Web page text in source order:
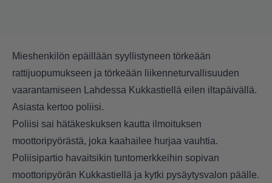
Mieshenkilön epäillään syyllistyneen törkeään
rattijuopumukseen ja törkeään liikenneturvallisuuden
vaarantamiseen Lahdessa Kukkastiellä eilen iltapäivällä.
Asiasta kertoo poliisi.
Poliisi sai hätäkeskuksen kautta ilmoituksen
moottoripyörästä, joka kaahailee hurjaa vauhtia.
Poliisipartio havaitsikin tuntomerkkeihin sopivan
moottoripyörän Kukkastiellä ja kytki pysäytysvalon päälle.